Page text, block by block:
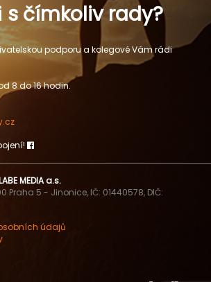
s čímkoliv rady?
podporu a kolegové Vám rádi
8 do 16 hodin.
MEDIA a.s.
Praha 5 - Jinonice, IČ: 01440578, DIČ:
údajů